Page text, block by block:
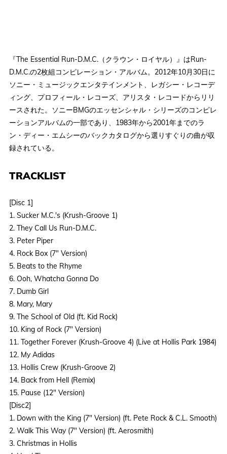
『The Essential Run-D.M.C.（クラウン・ロイヤル）』はRun-
D.M.C.の2枚組コンピレーション・アルバム。2012年10月30日に
ソニー・ミュージックエンタテインメント、レガシー・レコーデ
ィング、プロフィール・レコーズ、アリスタ・レコードからリリ
ースされた。ソニーBMGのエッセンシャル・シリーズのコンピレ
ーションアルバムの一部であり、1983年から2001年までのラ
ン・ディー・エムシーのバックカタログから選りすぐりの曲が収
録されている。
TRACKLIST
[Disc 1]
1. Sucker M.C.'s (Krush-Groove 1)
2. They Call Us Run-D.M.C.
3. Peter Piper
4. Rock Box (7" Version)
5. Beats to the Rhyme
6. Ooh, Whatcha Gonna Do
7. Dumb Girl
8. Mary, Mary
9. The School of Old (ft. Kid Rock)
10. King of Rock (7" Version)
11. Together Forever (Krush-Groove 4) (Live at Hollis Park 1984)
12. My Adidas
13. Hollis Crew (Krush-Groove 2)
14. Back from Hell (Remix)
15. Pause (12" Version)
[Disc2]
1. Down with the King (7" Version) (ft. Pete Rock & C.L. Smooth)
2. Walk This Way (7" Version) (ft. Aerosmith)
3. Christmas in Hollis